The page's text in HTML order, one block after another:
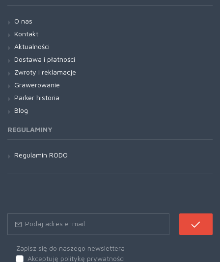
O nas
Kontakt
Aktualności
Dostawa i płatności
Zwroty i reklamacje
Grawerowanie
Parker historia
Blog
REGULAMINY
Regulamin RODO
Zapisz się do naszego newslettera
Akceptuję politykę prywatności